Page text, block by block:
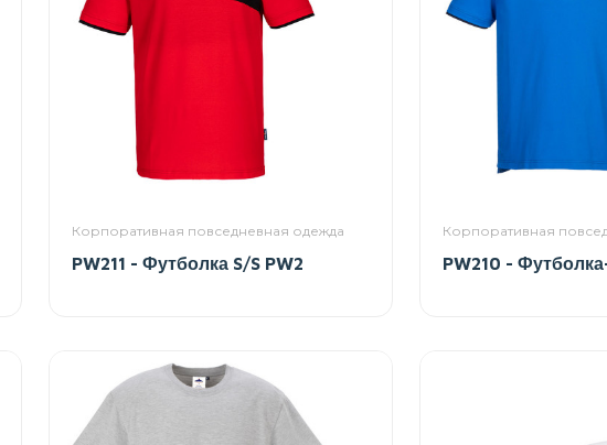
Корпоративная повседневная одежда
PW211 - Футболка S/S PW2
Корпоративная
PW210 -